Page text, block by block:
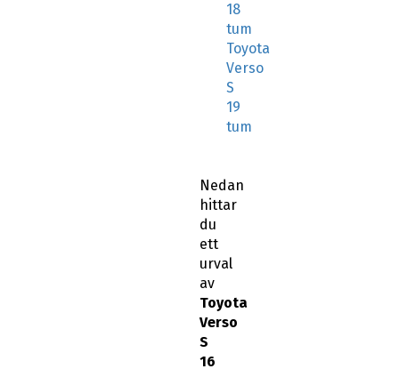
18
tum
Toyota
Verso
S
19
tum
Nedan
hittar
du
ett
urval
av
Toyota
Verso
S
16